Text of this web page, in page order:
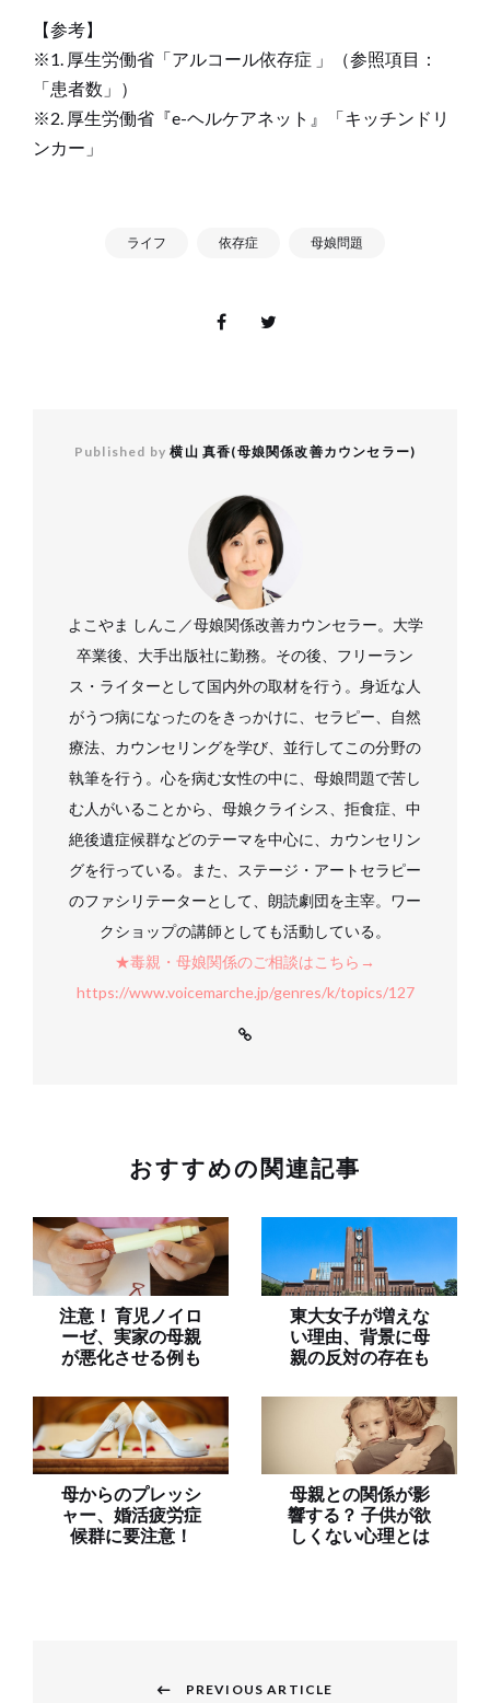
【参考】
※1. 厚生労働省「アルコール依存症 」（参照項目：
「患者数」）
※2. 厚生労働省『e-ヘルケアネット』「キッチンドリ
ンカー」
ライフ 依存症 母娘問題
Published by 横山 真香(母娘関係改善カウンセラー)
よこやま しんこ／母娘関係改善カウンセラー。大学
卒業後、大手出版社に勤務。その後、フリーラン
ス・ライターとして国内外の取材を行う。身近な人
がうつ病になったのをきっかけに、セラピー、自然
療法、カウンセリングを学び、並行してこの分野の
執筆を行う。心を病む女性の中に、母娘問題で苦し
む人がいることから、母娘クライシス、拒食症、中
絶後遺症候群などのテーマを中心に、カウンセリン
グを行っている。また、ステージ・アートセラピー
のファシリテーターとして、朗読劇団を主宰。ワー
クショップの講師としても活動している。
★毒親・母娘関係のご相談はこちら→
https://www.voicemarche.jp/genres/k/topics/127
おすすめの関連記事
注意！ 育児ノイロ
ーゼ、実家の母親
が悪化させる例も
東大女子が増えな
い理由、背景に母
親の反対の存在も
母からのプレッシ
ャー、婚活疲労症
候群に要注意！
母親との関係が影
響する？ 子供が欲
しくない心理とは
PREVIOUS ARTICLE